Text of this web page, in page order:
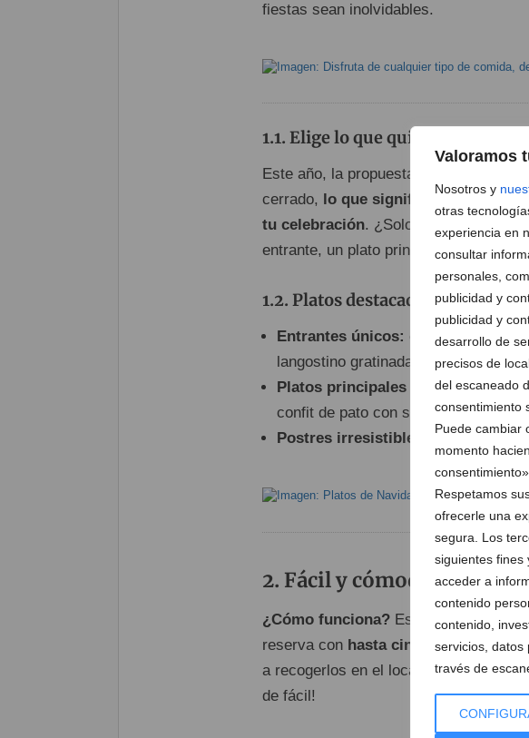
Valoramos
Nosotros y
otras
experiencia en
consultar
personales,
publicidad y
publicidad y
desarrollo de
precisos de
del escaneado
consentimiento
Puede cambiar
momento
Respetamos
ofrecerle una
segura. Los
siguientes fines
acceder a
contenido
contenido,
servicios, datos
través de
fiestas sean inolvidables.
Elige lo que quieras: tu menú,
Este año, la propuesta es tan flexible
cerrado,
lo que significa que
tu celebración. ¿Solo quieres
entrante, un plato principal y un
Platos destacados para
Entrantes únicos: carpaccio de
langostino gratinada, o ensaladilla de
Platos principales llenos de sabor:
confit de pato con salsa de frutos
Postres irresistibles:
tarta de
Fácil y cómodo: reserva
¿Cómo funciona?Es muy sencillo.
reserva con hasta cinco días de
a recogerlos en el local deEteri
de fácil!